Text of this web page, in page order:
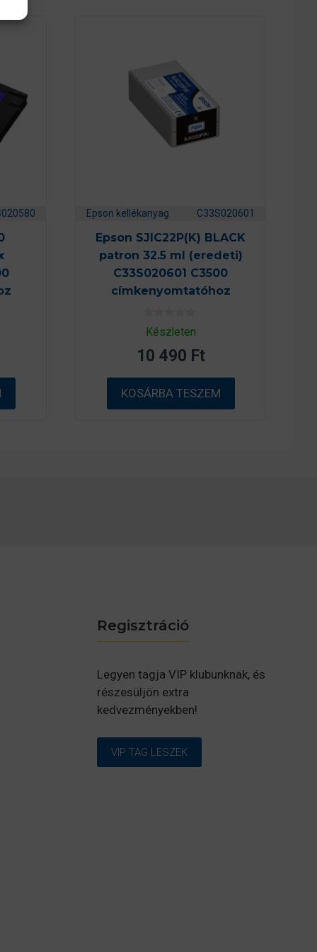
Epson kellékanyag C33S020601
Epson SJIC22P(K) BLACK
patron 32.5 ml (eredeti)
C33S020601 C3500
címkenyomtatóhoz
0
a
5
b
ő
l
Készleten
10 490 Ft
KOSÁRBA TESZEM
Regisztráció
Legyen tagja VIP klubunknak, és
részesüljön extra
kedvezményekben!
VIP TAG LESZEK